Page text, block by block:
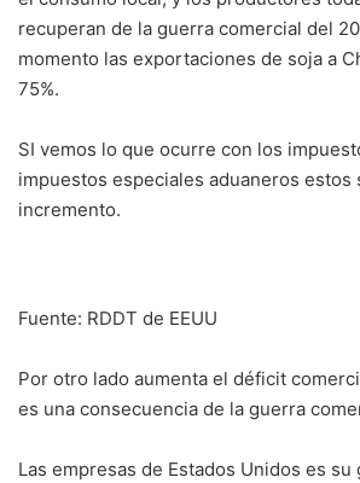
recuperan de la guerra comercial del
momento las exportaciones de soja a
75%.
SI vemos lo que ocurre con los
impuestos especiales aduaneros estos
incremento.
Fuente: RDDT de EEUU
Por otro lado aumenta el déficit
es una consecuencia de la guerra
Las empresas de Estados Unidos es su